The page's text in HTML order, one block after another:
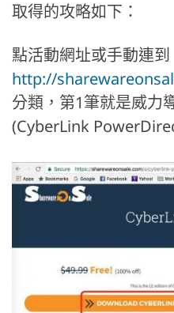
取得的攻略如下：
點活動網址或手動連到
http://
分類，第1筆就是威力
(CyberLink